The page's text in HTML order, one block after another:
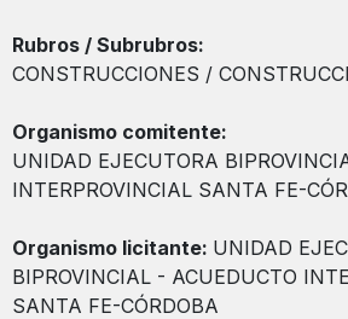
Rubros / Subrubros:
CONSTRUCCIONES /
Organismo comitente:
UNIDAD EJECUTORA
INTERPROVINCIAL SANTA FE-
Organismo licitante: UNIDAD
BIPROVINCIAL - ACUEDUCTO
SANTA FE-CÓRDOBA